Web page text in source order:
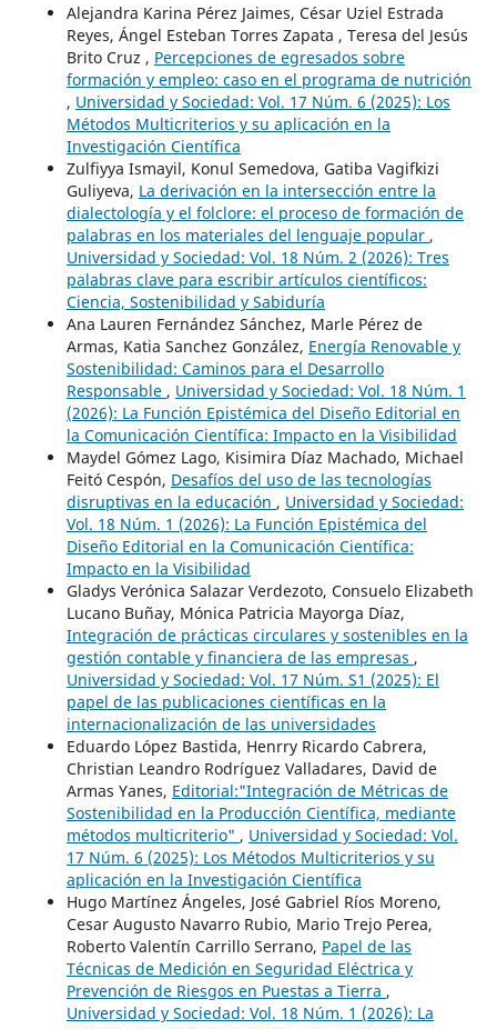
Alejandra Karina Pérez Jaimes, César Uziel Estrada
Reyes, Ángel Esteban Torres Zapata , Teresa del Jesús
Brito Cruz , Percepciones de egresados sobre
formación y empleo: caso en el programa de nutrición
, Universidad y Sociedad: Vol. 17 Núm. 6 (2025): Los
Métodos Multicriterios y su aplicación en la
Investigación Científica
Zulfiyya Ismayil, Konul Semedova, Gatiba Vagifkizi
Guliyeva, La derivación en la intersección entre la
dialectología y el folclore: el proceso de formación de
palabras en los materiales del lenguaje popular ,
Universidad y Sociedad: Vol. 18 Núm. 2 (2026): Tres
palabras clave para escribir artículos científicos:
Ciencia, Sostenibilidad y Sabiduría
Ana Lauren Fernández Sánchez, Marle Pérez de
Armas, Katia Sanchez González, Energía Renovable y
Sostenibilidad: Caminos para el Desarrollo
Responsable , Universidad y Sociedad: Vol. 18 Núm. 1
(2026): La Función Epistémica del Diseño Editorial en
la Comunicación Científica: Impacto en la Visibilidad
Maydel Gómez Lago, Kisimira Díaz Machado, Michael
Feitó Cespón, Desafíos del uso de las tecnologías
disruptivas en la educación , Universidad y Sociedad:
Vol. 18 Núm. 1 (2026): La Función Epistémica del
Diseño Editorial en la Comunicación Científica:
Impacto en la Visibilidad
Gladys Verónica Salazar Verdezoto, Consuelo Elizabeth
Lucano Buñay, Mónica Patricia Mayorga Díaz,
Integración de prácticas circulares y sostenibles en la
gestión contable y financiera de las empresas ,
Universidad y Sociedad: Vol. 17 Núm. S1 (2025): El
papel de las publicaciones científicas en la
internacionalización de las universidades
Eduardo López Bastida, Henrry Ricardo Cabrera,
Christian Leandro Rodríguez Valladares, David de
Armas Yanes, Editorial:"Integración de Métricas de
Sostenibilidad en la Producción Científica, mediante
métodos multicriterio" , Universidad y Sociedad: Vol.
17 Núm. 6 (2025): Los Métodos Multicriterios y su
aplicación en la Investigación Científica
Hugo Martínez Ángeles, José Gabriel Ríos Moreno,
Cesar Augusto Navarro Rubio, Mario Trejo Perea,
Roberto Valentín Carrillo Serrano, Papel de las
Técnicas de Medición en Seguridad Eléctrica y
Prevención de Riesgos en Puestas a Tierra ,
Universidad y Sociedad: Vol. 18 Núm. 1 (2026): La